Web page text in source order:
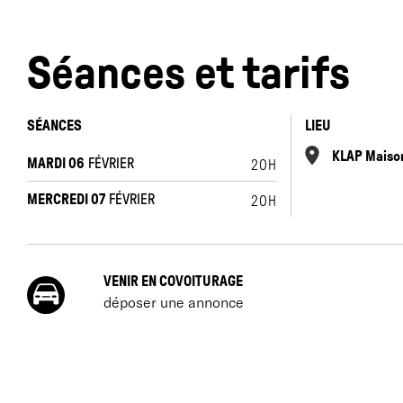
Séances et tarifs
SÉANCES
MARDI 06 FÉVRIER 20H
MERCREDI 07 FÉVRIER 20H
LIEU
KLAP
VENIR EN COVOITURAGE
déposer une annonce